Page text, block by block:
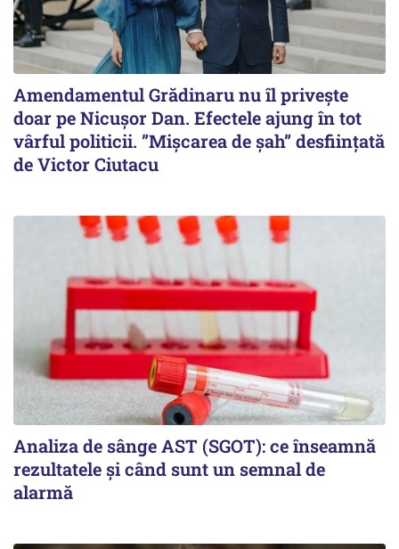
Amendamentul Grădinaru nu îl privește
doar pe Nicușor Dan. Efectele ajung în tot
vârful politicii. ”Mișcarea de șah” desființată
de Victor Ciutacu
Analiza de sânge AST (SGOT): ce înseamnă
rezultatele și când sunt un semnal de
alarmă